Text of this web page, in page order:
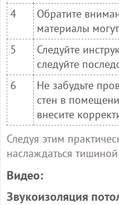
4
Обратите
материалы
5
Следуйте
следуйте
6
Не забудьте
стен в
внесите
Следуя этим
наслаждаться
Видео:
Звукоизоляция